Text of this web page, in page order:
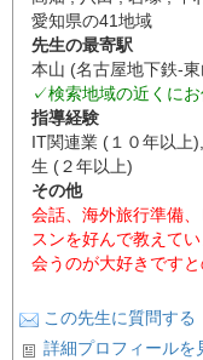
愛知県の41地域
先生の最寄駅
本山 (名古屋地下鉄-
✓検索地域の近くに
指導経験
IT関連業 (１０年以上
生 (２年以上)
その他
会話、海外旅行準備
スンを好んで教えて
会うのが大好きですと
この先生に質問する
詳細プロフィールを